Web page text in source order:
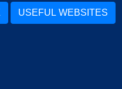
USEFUL WEBSITES